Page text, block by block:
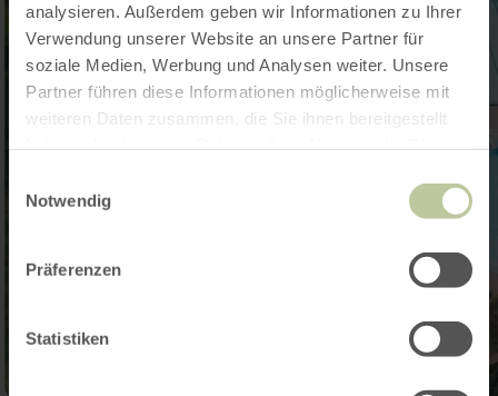
analysieren. Außerdem geben wir Informationen zu Ihrer
Verwendung unserer Website an unsere Partner für
soziale Medien, Werbung und Analysen weiter. Unsere
Partner führen diese Informationen möglicherweise mit
weiteren Daten zusammen, die Sie ihnen bereitgestellt
Notwendig
Präferenzen
Statistiken